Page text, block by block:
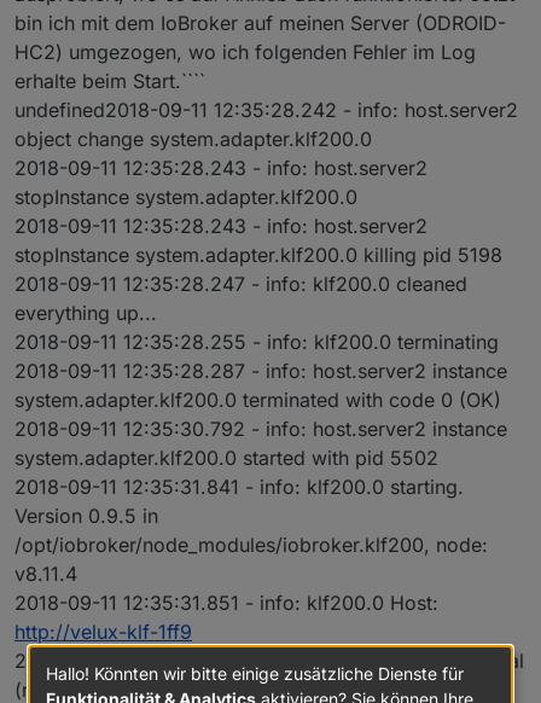
bin ich mit dem IoBroker auf meinen Server (ODROID-
HC2) umgezogen, wo ich folgenden Fehler im Log
erhalte beim Start.````
undefined2018-09-11 12:35:28.242 - info: host.server2
object change system.adapter.klf200.0
2018-09-11 12:35:28.243 - info: host.server2
stopInstance system.adapter.klf200.0
2018-09-11 12:35:28.243 - info: host.server2
stopInstance system.adapter.klf200.0 killing pid 5198
2018-09-11 12:35:28.247 - info: klf200.0 cleaned
everything up...
2018-09-11 12:35:28.255 - info: klf200.0 terminating
2018-09-11 12:35:28.287 - info: host.server2 instance
system.adapter.klf200.0 terminated with code 0 (OK)
2018-09-11 12:35:30.792 - info: host.server2 instance
system.adapter.klf200.0 started with pid 5502
2018-09-11 12:35:31.841 - info: klf200.0 starting.
Version 0.9.5 in
/opt/iobroker/node_modules/iobroker.klf200, node:
v8.11.4
2018-09-11 12:35:31.851 - info: klf200.0 Host:
http://velux-klf-1ff9
2018-09-11 12:35:31.851 - info: klf200.0 Polling interval
(minutes): 60
Hallo! Könnten wir bitte einige zusätzliche Dienste für